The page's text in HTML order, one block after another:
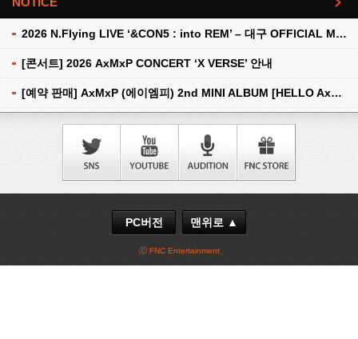
2026 N.Flying LIVE ‘&CON5 : into REM’ – 대구 OFFICIAL MD 현장 판매 안내
[콘서트] 2026 AxMxP CONCERT ‘X VERSE’ 안내
[예약 판매] AxMxP (에이엠피) 2nd MINI ALBUM [HELLO AxMxP] 예약 판매 안내
PC버전 맨위로 ▲
ⓒ FNC Entertainment